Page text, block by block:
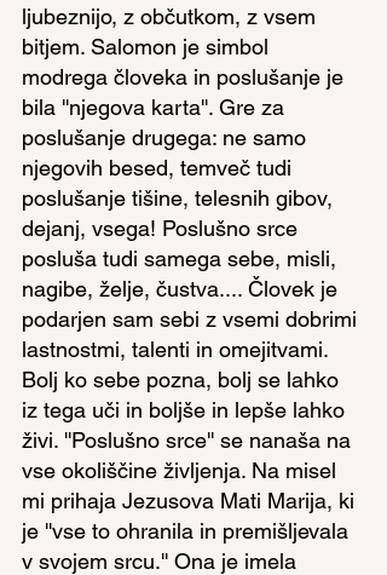
ljubeznijo, z občutkom, z vsem
bitjem. Salomon je simbol
modrega človeka in poslušanje je
bila ''njegova karta''. Gre za
poslušanje drugega: ne samo
njegovih besed, temveč tudi
poslušanje tišine, telesnih gibov,
dejanj, vsega! Poslušno srce
posluša tudi samega sebe, misli,
nagibe, želje, čustva.... Človek je
podarjen sam sebi z vsemi dobrimi
lastnostmi, talenti in omejitvami.
Bolj ko sebe pozna, bolj se lahko
iz tega uči in boljše in lepše lahko
živi. ''Poslušno srce'' se nanaša na
vse okoliščine življenja. Na misel
mi prihaja Jezusova Mati Marija, ki
je ''vse to ohranila in premišljevala
v svojem srcu.'' Ona je imela